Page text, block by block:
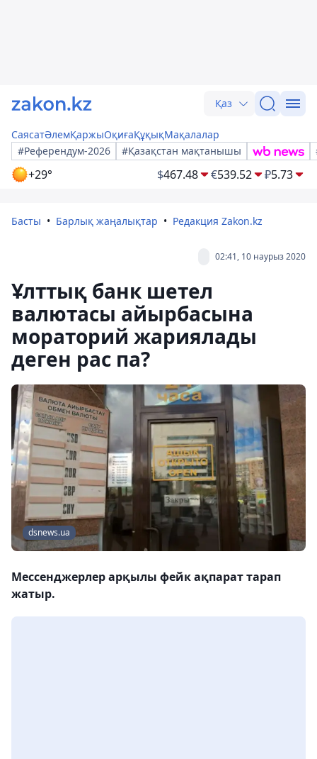
Қаз
СаясатӘлемҚаржыОқиғаҚұқықМақалалар
#Референдум-2026
#Қазақстан мақтанышы
+29° $467.48 €539.52 ₽5.73
Басты Барлық жаңалықтар Редакция Zakon.kz
02:41, 10 наурыз 2020
Ұлттық банк шетел
валютасы айырбасына
мораторий жариялады
деген рас па?
dsnews.ua
Мессенджерлер арқылы фейк ақпарат тарап
жатыр.